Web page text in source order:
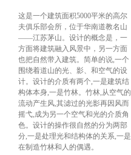
这是一个建筑面积5000平米的高尔
夫俱乐部会所，位于华南道教名山
——江苏茅山。设计的概念是，一
方面将建筑融入风景中，另一方面
也把自然带入建筑。 简单的说,一个
围绕着道山的光、影、和空气的设
计。设计的介质有两个,一是建筑结
构体本身,一是竹林。竹林,从空气的
流动产生风,其滤过的光影再因风而
摇弋,成为另一个空气和光的介质角
色。设计的操作很自然的分为两部
分,一是处理光和结构体的关系,一是
在制造竹林和人的偶遇。